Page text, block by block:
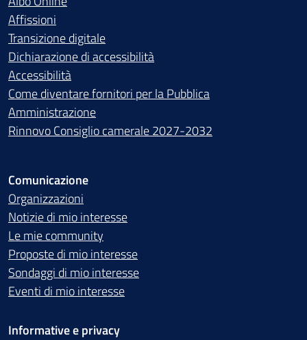
Affissioni
Transizione digitale
Dichiarazione di accessibilità
Accessibilità
Come diventare fornitori per la Pubblica
Amministrazione
Rinnovo Consiglio camerale 2027-2032
Comunicazione
Organizzazioni
Notizie di mio interesse
Le mie community
Proposte di mio interesse
Sondaggi di mio interesse
Eventi di mio interesse
Informative e privacy